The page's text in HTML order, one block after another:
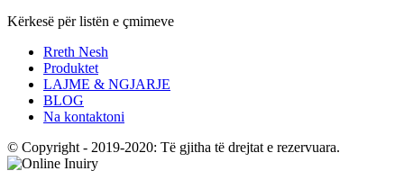
Kërkesë për listën e çmimeve
Rreth Nesh
Produktet
LAJME & NGJARJE
BLOG
Na kontaktoni
© Copyright - 2019-2020: Të gjitha të drejtat e rezervuara.